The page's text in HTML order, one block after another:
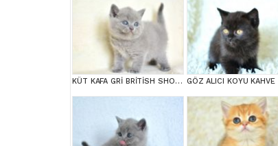
KÜT KAFA GRİ BRİTİSH SHORTHAİR